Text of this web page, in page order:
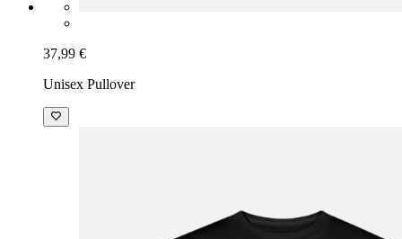
37,99 €
Unisex Pullover